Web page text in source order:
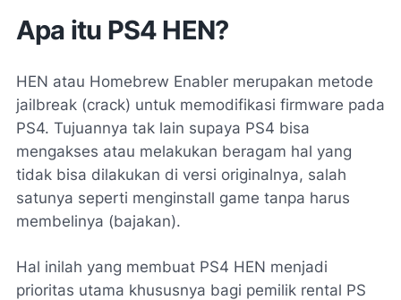
Apa itu PS4 HEN?
HEN atau Homebrew Enabler merupakan metode
jailbreak (crack) untuk memodifikasi firmware pada
PS4. Tujuannya tak lain supaya PS4 bisa
mengakses atau melakukan beragam hal yang
tidak bisa dilakukan di versi originalnya, salah
satunya seperti menginstall game tanpa harus
membelinya (bajakan).
Hal inilah yang membuat PS4 HEN menjadi
prioritas utama khususnya bagi pemilik rental PS